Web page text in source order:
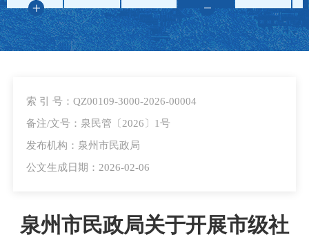
索 引 号：QZ00109-3000-2026-00004
备注/文号：泉民管〔2026〕1号
发布机构：泉州市民政局
公文生成日期：2026-02-06
泉州市民政局关于开展市级社